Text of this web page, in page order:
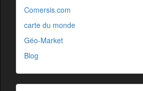
Comersis.com
carte du monde
Géo-Market
Blog